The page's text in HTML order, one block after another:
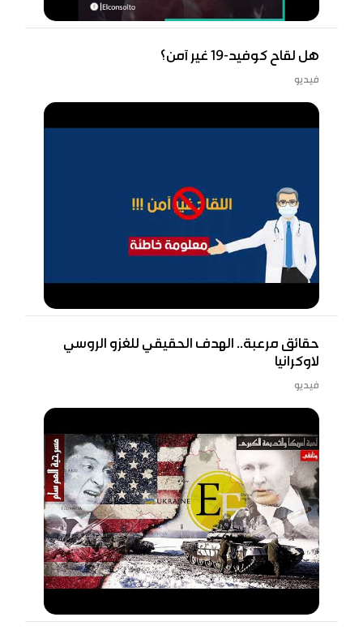
هل لقاح كوفيد-19 غير آمن؟
فيديو
حقائق مرعبة.. الهدف الحقيقي للغزو الروسي
لاوكرانيا
فيديو